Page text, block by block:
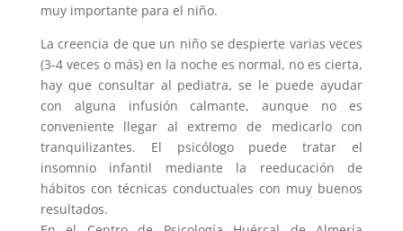
muy importante para el niño.
La creencia de que un niño se despierte varias veces
(3-4 veces o más) en la noche es normal, no es cierta,
hay que consultar al pediatra, se le puede ayudar
con alguna infusión calmante, aunque no es
conveniente llegar al extremo de medicarlo con
tranquilizantes. El psicólogo puede tratar el
insomnio infantil mediante la reeducación de
hábitos con técnicas conductuales con muy buenos
resultados.